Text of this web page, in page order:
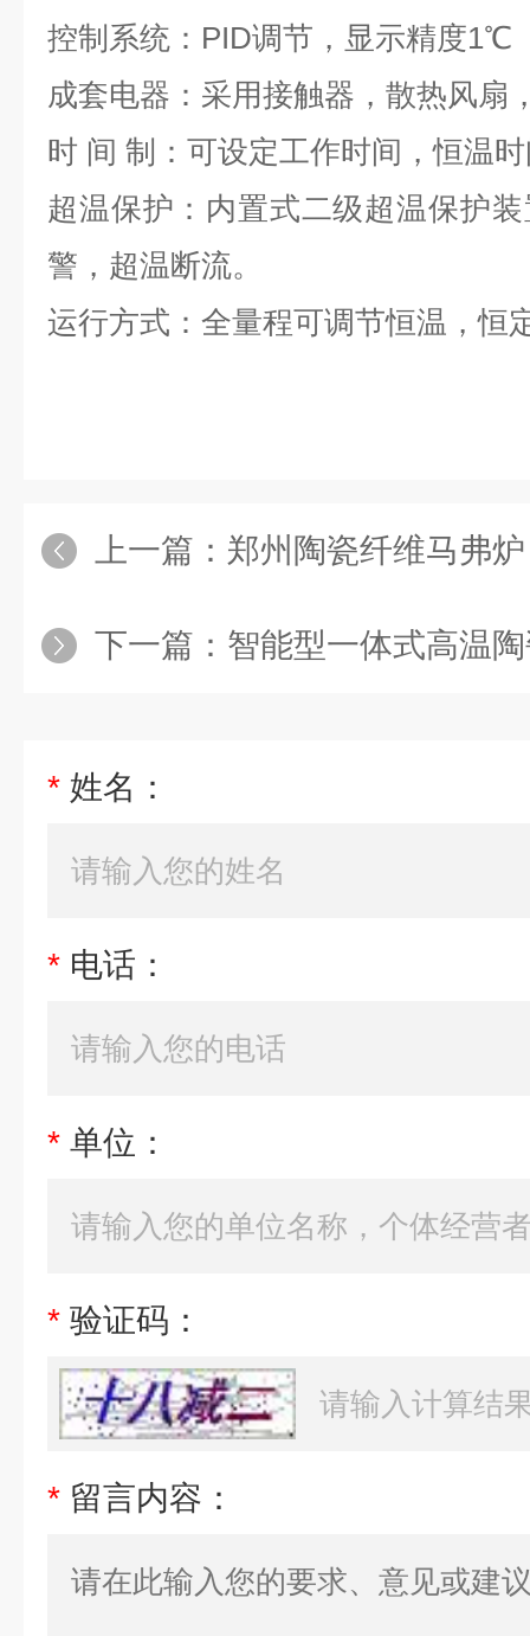
控制系统： PID调节，显示精度1℃
成套电器：采用接触器，散热风扇
时 间 制：可设定工作时间，恒温
超温保护：内置式二级超温保护
警，超温断流。
运行方式：全量程可调节恒温，恒
上一篇： 郑州陶瓷纤维马弗炉
下一篇： 智能型一体式高温
* 姓名：
* 电话：
* 单位：
* 验证码：
* 留言内容：